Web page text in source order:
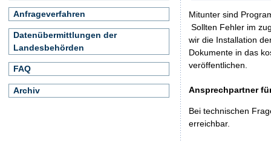
Mitunter sind
Sollten Fehler im
wir die Installation
Dokumente in das
veröffentlichen.
Ansprechpartner
Bei technischen
erreichbar.
Anfrageverfahren
Datenübermittlungen der
Landesbehörden
FAQ
Archiv